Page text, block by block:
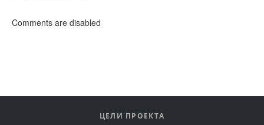
Comments are disabled
ЦЕЛИ ПРОЕКТА